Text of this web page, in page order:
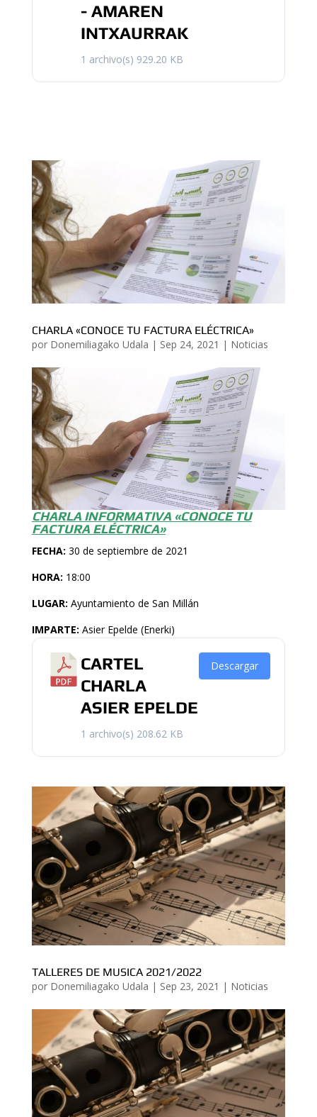
- AMAREN
INTXAURRAK
1 archivo(s) 929.20 KB
CHARLA «CONOCE TU FACTURA ELÉCTRICA»
por Donemiliagako Udala | Sep 24, 2021 | Noticias
CHARLA INFORMATIVA «CONOCE TU
FACTURA ELÉCTRICA»
FECHA: 30 de septiembre de 2021
HORA: 18:00
LUGAR: Ayuntamiento de San Millán
IMPARTE: Asier Epelde (Enerki)
CARTEL
CHARLA
ASIER EPELDE
1 archivo(s) 208.62 KB
Descargar
TALLERES DE MUSICA 2021/2022
por Donemiliagako Udala | Sep 23, 2021 | Noticias